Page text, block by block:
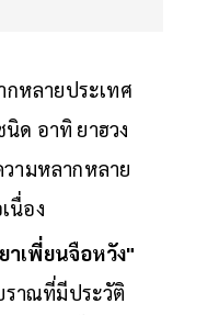
กหลายประเทศ
ด อาทิ ยาฮวง
วามหลากหลาย
นื่อง
าเพี่ยนจือหวัง"
ราณที่มีประวัติ